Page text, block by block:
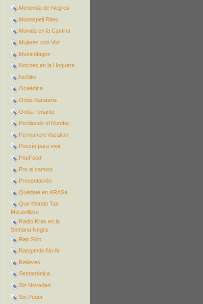
Merienda de Negros
Moonspell Rites
Movida en la Cantina
Mujeres con Voz
Musicófagos
Noches en la Hoguera
NoSitio
Oceánica
Onda Barataria
Onda Feriante
Perdiendo el Rumbo
Permanent Vacation
Poesía para vivir
PopFood
Por el camino
Presentación
Quédate en KRASa
Que Mundo Tan
Maravilloso
Radio Kras en la
Semana Negra
Rap Solo
Rasgando No Ar
Relieves
Sestatrónica
Sin Novedad
Sin Pudor